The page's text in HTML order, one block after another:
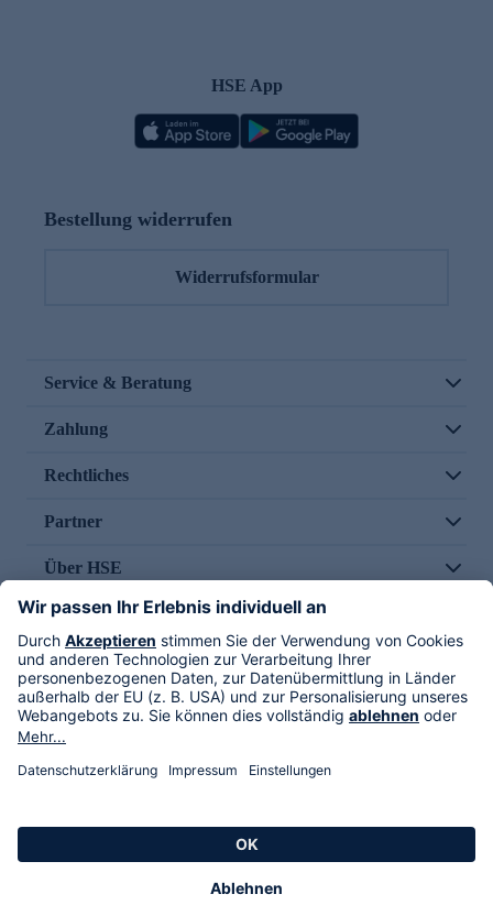
HSE App
Bestellung widerrufen
Widerrufsformular
Service & Beratung
Zahlung
Rechtliches
Partner
Über HSE
Im TV
HSE International